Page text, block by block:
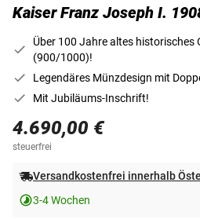
Kaiser Franz Joseph I.
Über 100 Jahre altes historisches
(900/1000)!
Legendäres Münzdesign mit
Mit Jubiläums-Inschrift!
4.690,00 €
steuerfrei
Versandkostenfrei innerhalb
3-4 Wochen